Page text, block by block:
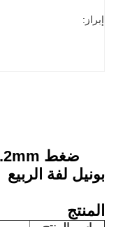
إبراز:
بونيل لفة الربيع
المنتج